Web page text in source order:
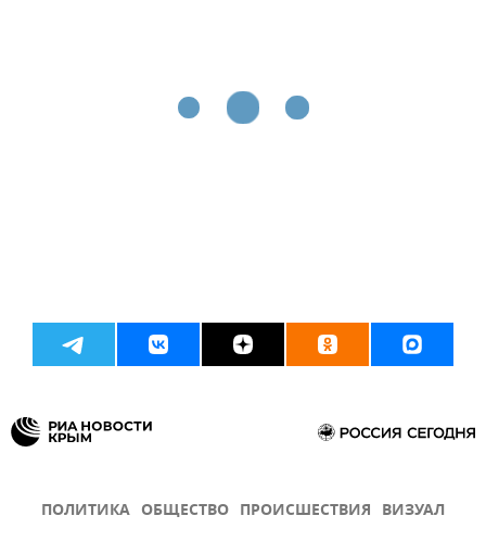
ПОЛИТИКА ОБЩЕСТВО ПРОИСШЕСТВИЯ ВИЗУАЛ